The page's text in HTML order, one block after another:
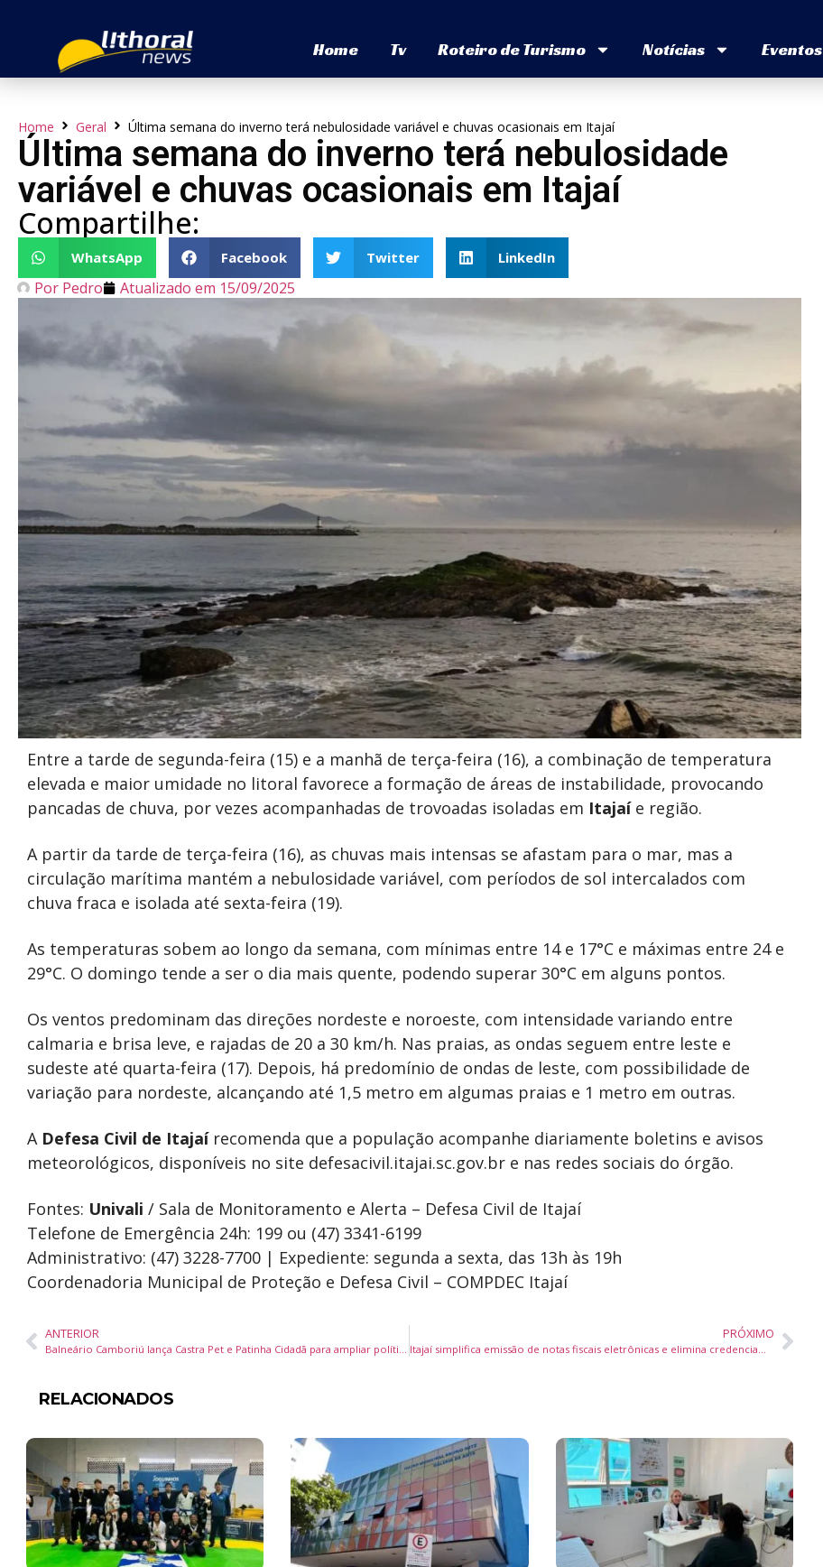
Home Tv Roteiro de Turismo Notícias Eventos
Home Geral Última semana do inverno terá nebulosidade variável e chuvas ocasionais em Itajaí
Última semana do inverno terá nebulosidade
variável e chuvas ocasionais em Itajaí
Compartilhe:
WhatsApp Facebook Twitter LinkedIn
Por Pedro Atualizado em 15/09/2025
Entre a tarde de segunda-feira (15) e a manhã de terça-feira (16), a combinação de temperatura
elevada e maior umidade no litoral favorece a formação de áreas de instabilidade, provocando
pancadas de chuva, por vezes acompanhadas de trovoadas isoladas em Itajaíe região.
A partir da tarde de terça-feira (16), as chuvas mais intensas se afastam para o mar, mas a
circulação marítima mantém a nebulosidade variável, com períodos de sol intercalados com
chuva fraca e isolada até sexta-feira (19).
As temperaturas sobem ao longo da semana, com mínimas entre 14 e 17°C e máximas entre 24 e
29°C. O domingo tende a ser o dia mais quente, podendo superar 30°C em alguns pontos.
Os ventos predominam das direções nordeste e noroeste, com intensidade variando entre
calmaria e brisa leve, e rajadas de 20 a 30 km/h. Nas praias, as ondas seguem entre leste e
sudeste até quarta-feira (17). Depois, há predomínio de ondas de leste, com possibilidade de
variação para nordeste, alcançando até 1,5 metro em algumas praias e 1 metro em outras.
A Defesa Civil de Itajaírecomenda que a população acompanhe diariamente boletins e avisos
meteorológicos, disponíveis no site defesacivil.itajai.sc.gov.br e nas redes sociais do órgão.
Fontes: Univali / Sala de Monitoramento e Alerta – Defesa Civil de Itajaí
Telefone de Emergência 24h: 199 ou (47) 3341-6199
Administrativo: (47) 3228-7700 | Expediente: segunda a sexta, das 13h às 19h
Coordenadoria Municipal de Proteção e Defesa Civil – COMPDEC Itajaí
ANTERIOR
Balneário Camboriú lança Castra Pet e Patinha Cidadã para ampliar políticas de bem-estar animal
PRÓXIMO
Itajaí simplifica emissão de notas fiscais eletrônicas e elimina credenciamento
RELACIONADOS